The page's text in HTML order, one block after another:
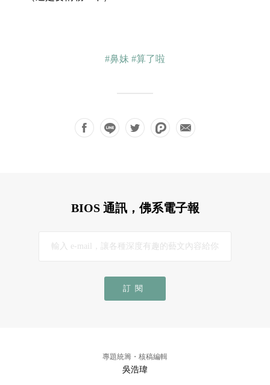
#鼻妹 #算了啦
BIOS 通訊，佛系電子報
訂閱
專題統籌・核稿編輯
吳浩瑋